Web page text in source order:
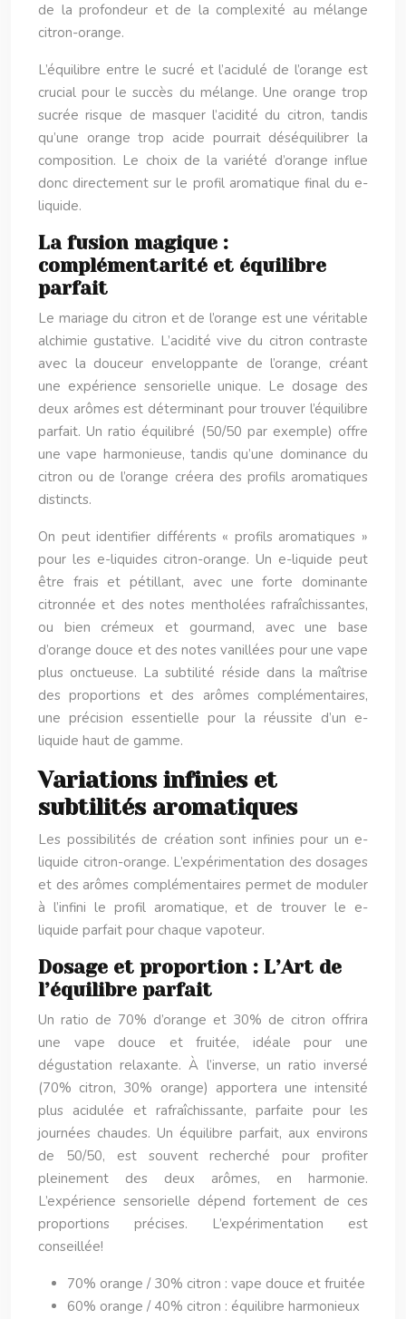
de la profondeur et de la complexité au mélange
citron-orange.
L’équilibre entre le sucré et l’acidulé de l’orange est
crucial pour le succès du mélange. Une orange trop
sucrée risque de masquer l’acidité du citron, tandis
qu’une orange trop acide pourrait déséquilibrer la
composition. Le choix de la variété d’orange influe
donc directement sur le profil aromatique final du e-
liquide.
La fusion magique :
complémentarité et équilibre
parfait
Le mariage du citron et de l’orange est une véritable
alchimie gustative. L’acidité vive du citron contraste
avec la douceur enveloppante de l’orange, créant
une expérience sensorielle unique. Le dosage des
deux arômes est déterminant pour trouver l’équilibre
parfait. Un ratio équilibré (50/50 par exemple) offre
une vape harmonieuse, tandis qu’une dominance du
citron ou de l’orange créera des profils aromatiques
distincts.
On peut identifier différents « profils aromatiques »
pour les e-liquides citron-orange. Un e-liquide peut
être frais et pétillant, avec une forte dominante
citronnée et des notes mentholées rafraîchissantes,
ou bien crémeux et gourmand, avec une base
d’orange douce et des notes vanillées pour une vape
plus onctueuse. La subtilité réside dans la maîtrise
des proportions et des arômes complémentaires,
une précision essentielle pour la réussite d’un e-
liquide haut de gamme.
Variations infinies et
subtilités aromatiques
Les possibilités de création sont infinies pour un e-
liquide citron-orange. L’expérimentation des dosages
et des arômes complémentaires permet de moduler
à l’infini le profil aromatique, et de trouver le e-
liquide parfait pour chaque vapoteur.
Dosage et proportion : L’Art de
l’équilibre parfait
Un ratio de 70% d’orange et 30% de citron offrira
une vape douce et fruitée, idéale pour une
dégustation relaxante. À l’inverse, un ratio inversé
(70% citron, 30% orange) apportera une intensité
plus acidulée et rafraîchissante, parfaite pour les
journées chaudes. Un équilibre parfait, aux environs
de 50/50, est souvent recherché pour profiter
pleinement des deux arômes, en harmonie.
L’expérience sensorielle dépend fortement de ces
proportions précises. L’expérimentation est
conseillée!
70% orange / 30% citron : vape douce et fruitée
60% orange / 40% citron : équilibre harmonieux